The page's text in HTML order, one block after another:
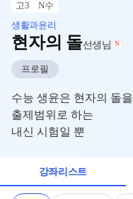
고3
N수
생활과윤리
현자의 돌선생님 N
프로필
수능 생윤은 현자의 돌을
출제범위로 하는
내신 시험일 뿐
강좌리스트